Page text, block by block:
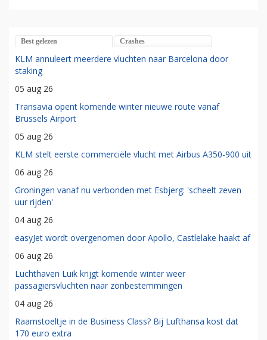
Best gelezen Crashes
KLM annuleert meerdere vluchten naar Barcelona door
staking
05 aug 26
Transavia opent komende winter nieuwe route vanaf
Brussels Airport
05 aug 26
KLM stelt eerste commerciële vlucht met Airbus A350-900 uit
06 aug 26
Groningen vanaf nu verbonden met Esbjerg: 'scheelt zeven
uur rijden'
04 aug 26
easyJet wordt overgenomen door Apollo, Castlelake haakt af
06 aug 26
Luchthaven Luik krijgt komende winter weer
passagiersvluchten naar zonbestemmingen
04 aug 26
Raamstoeltje in de Business Class? Bij Lufthansa kost dat
170 euro extra